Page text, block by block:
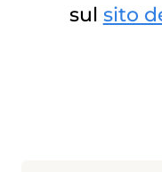
sul sito